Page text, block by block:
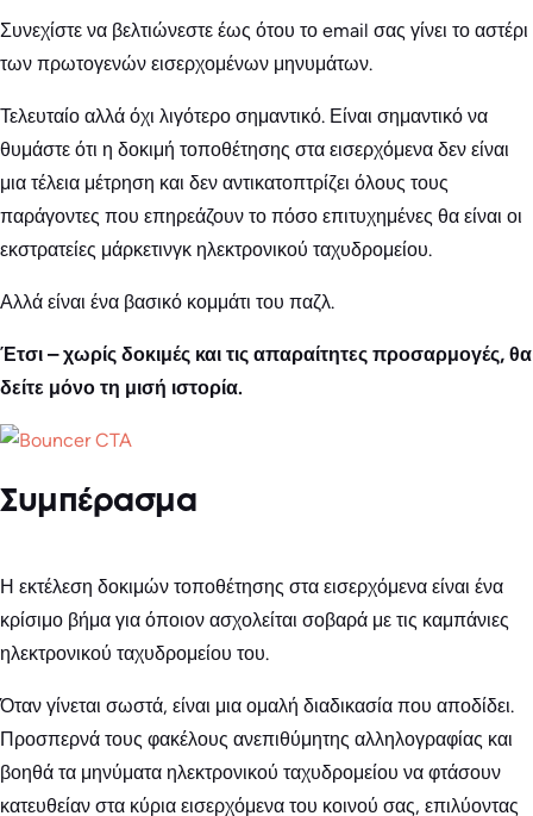
Συνεχίστε να βελτιώνεστε έως ότου το email σας γίνει το αστέρι
των πρωτογενών εισερχομένων μηνυμάτων.
Τελευταίο αλλά όχι λιγότερο σημαντικό. Είναι σημαντικό να
θυμάστε ότι η δοκιμή τοποθέτησης στα εισερχόμενα δεν είναι
μια τέλεια μέτρηση και δεν αντικατοπτρίζει όλους τους
παράγοντες που επηρεάζουν το πόσο επιτυχημένες θα είναι οι
εκστρατείες μάρκετινγκ ηλεκτρονικού ταχυδρομείου.
Αλλά είναι ένα βασικό κομμάτι του παζλ.
Έτσι – χωρίς δοκιμές και τις απαραίτητες προσαρμογές, θα
δείτε μόνο τη μισή ιστορία.
Συμπέρασμα
Η εκτέλεση δοκιμών τοποθέτησης στα εισερχόμενα είναι ένα
κρίσιμο βήμα για όποιον ασχολείται σοβαρά με τις καμπάνιες
ηλεκτρονικού ταχυδρομείου του.
Όταν γίνεται σωστά, είναι μια ομαλή διαδικασία που αποδίδει.
Προσπερνά τους φακέλους ανεπιθύμητης αλληλογραφίας και
βοηθά τα μηνύματα ηλεκτρονικού ταχυδρομείου να φτάσουν
κατευθείαν στα κύρια εισερχόμενα του κοινού σας, επιλύοντας